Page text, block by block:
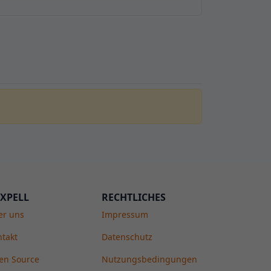
uns
Source
RECHTLICHES
Impressum
Datenschutz
Nutzungsbedingungen